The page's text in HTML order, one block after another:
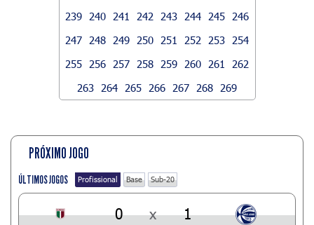
239
240 241 242 243 244 245
246
247
248 249 250 251 252 253
254
255
256 257 258 259 260 261
262
263
264 265 266 267 268 269
PRÓXIMO JOGO
ÚLTIMOS JOGOS Profissional Base Sub-20
0 x 1